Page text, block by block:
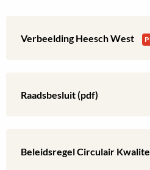
Verbeelding Heesch West
Download:
Raadsbesluit (pdf)
Lees
Beleidsregel Circulair
Lees